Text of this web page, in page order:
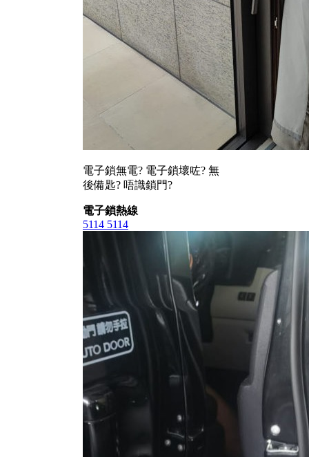
電子鎖無電? 電子鎖壞咗? 無
後備匙? 唔識鎖門?
電子鎖熱線
5114 5114